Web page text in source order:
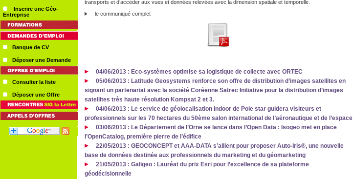
Inscrire une Géo-
Entreprise
Banque de CV
Déposer une Demande
Consulter la liste
Déposer une Offre
transports et d’accéder aux vues et données relevées avec la dimension spatiale et temporelle.
le communiqué complet
04/06/2013 : Eco-systèmes optimise sa logistique de collecte avec ORTEC
05/06/2013 : Latitude Geosystems renforce son offre de distribution d’images satellites en
signant un partenariat avec la société Coréenne Satrec Initiative pour la distribution d’images
satellites très haute résolution Kompsat 2 et 3.
04/06/2013 : Le service de géolocalisation indoor de Pole star guidera visiteurs et
professionnels sur les 70 hectares du 50ème salon international de l’aéronautique et de l’espace
03/06/2013 : Le Département de l’Orne se lance dans l’Open Data : Isogeo met en place
l’OpenCatalog, première pierre de l’édifice
22/05/2013 : GEOCONCEPT et AAA-DATA s’allient pour proposer Auto-Iris®, une nouvelle
base de données destinée aux professionnels du marketing et du géomarketing
21/05/2013 : Galigeo : Lauréat du prix Esri pour l’excellence de sa plateforme
géodécisionnelle